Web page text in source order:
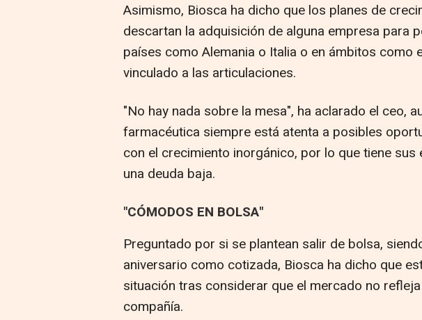
Asimismo, Biosca ha dicho que los planes de
descartan la adquisición de alguna empresa para
países como Alemania o Italia o en ámbitos como
vinculado a las articulaciones.
"No hay nada sobre la mesa", ha aclarado el ceo,
farmacéutica siempre está atenta a posibles
con el crecimiento inorgánico, por lo que tiene
una deuda baja.
"CÓMODOS EN BOLSA"
Preguntado por si se plantean salir de bolsa,
aniversario como cotizada, Biosca ha dicho que
situación tras considerar que el mercado no
compañía.